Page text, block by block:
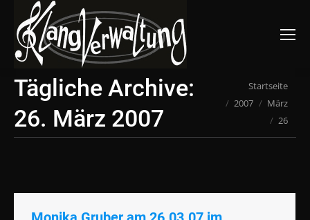
Suchen:
Tägliche Archive:
26. März 2007
Du bist hier:Startseite
2007
März
26